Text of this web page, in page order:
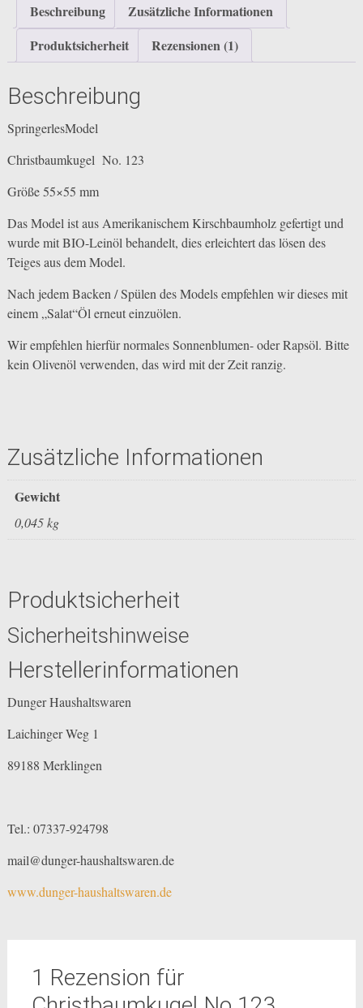
Beschreibung
Zusätzliche Informationen
Produktsicherheit
Rezensionen (1)
Beschreibung
SpringerlesModel
Christbaumkugel No. 123
Größe 55×55 mm
Das Model ist aus Amerikanischem Kirschbaumholz gefertigt und
wurde mit BIO-Leinöl behandelt, dies erleichtert das lösen des
Teiges aus dem Model.
Nach jedem Backen / Spülen des Models empfehlen wir dieses mit
einem „Salat“Öl erneut einzuölen.
Wir empfehlen hierfür normales Sonnenblumen- oder Rapsöl. Bitte
kein Olivenöl verwenden, das wird mit der Zeit ranzig.
Zusätzliche Informationen
Gewicht
0,045 kg
Produktsicherheit
Sicherheitshinweise
Herstellerinformationen
Dunger Haushaltswaren
Laichinger Weg 1
89188 Merklingen
Tel.: 07337-924798
mail@dunger-haushaltswaren.de
www.dunger-haushaltswaren.de
1 Rezension für